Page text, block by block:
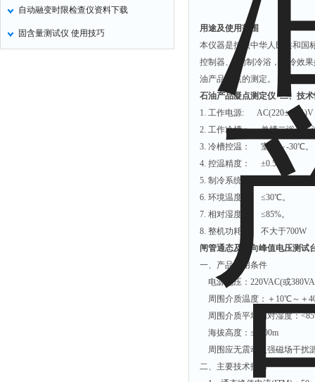
山梨酸钾检测仪
自动融变时限检查仪资料下载
固含量测试仪 使用技巧
用途及使用范围
本仪器是按照中华人民共和国
控制器、*的制冷浴，制冷效
油产品凝点的测定。
石油产品凝点测定仪 二、技
1. 工作电源:
2. 工作冷槽： 单槽二浴，
3. 冷槽控温： 室温～-30℃
4. 控温精度： ±0.5℃
5. 制冷系统： 新型制冷压
6. 环境温度： ≤30℃。
7. 相对湿度： ≤85%。
8. 整机功耗： 不大于700W
闸管通态及正向峰值电压测试
一、产品使用条件
电源电压：220VAC(或
周围介质温度：＋10℃～＋
周围介质平均相对湿度：
海拔高度：≤2000m
周围应无震动及强磁场干扰
二、主要技术指标